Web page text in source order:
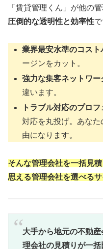
「賃貸管理くん」が他の
圧倒的な透明性と効率性で
業界最安水準のコス
ージンをカット。
強力な集客ネットワー
違います。
トラブル対応のプロ
対応を丸投げ。あな
由になります。
そんな管理会社を一括見積
思える管理会社を選べる
大手から地元の不動
理会社の見積りが一